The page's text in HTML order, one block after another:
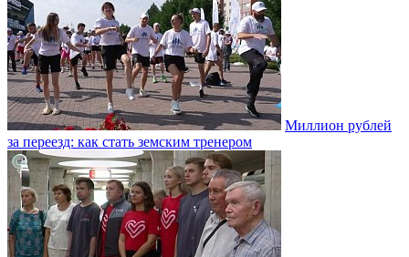
Миллион рублей
за переезд: как стать земским тренером